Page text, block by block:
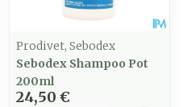
Prodivet, Sebodex
Sebodex Shampoo Pot
200ml
24,50 €